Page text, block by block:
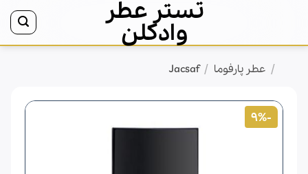
content
تستر عطر
وادکلن
/ عطر پارفوما /
Jacsaf
-9%